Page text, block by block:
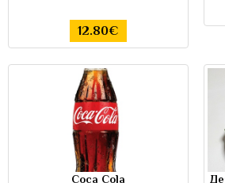
12.80€
Coca Cola